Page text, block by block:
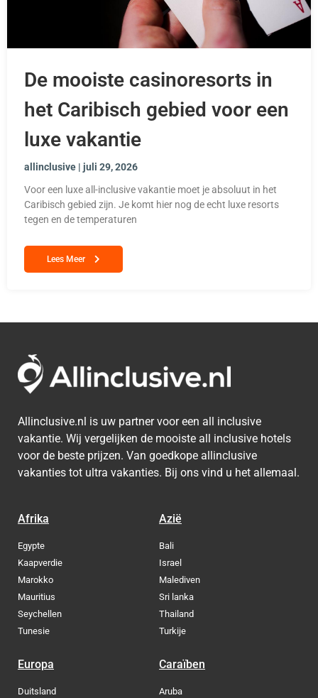
De mooiste casinoresorts in
het Caribisch gebied voor een
luxe vakantie
allinclusive
juli 29, 2026
Voor een luxe all-inclusive vakantie moet je absoluut in het
Caribisch gebied zijn. Je komt hier nog de echt luxe resorts
tegen en de temperaturen
Lees Meer
Allinclusive.nl is uw partner voor een all inclusive
vakantie. Wij vergelijken de mooiste all inclusive hotels
voor de beste prijzen. Van goedkope allinclusive
vakanties tot ultra vakanties. Bij ons vind u het allemaal.
Afrika
Egypte
Kaapverdie
Marokko
Mauritius
Seychellen
Tunesie
Azië
Bali
Israel
Malediven
Sri lanka
Thailand
Turkije
Europa
Duitsland
Caraïben
Aruba